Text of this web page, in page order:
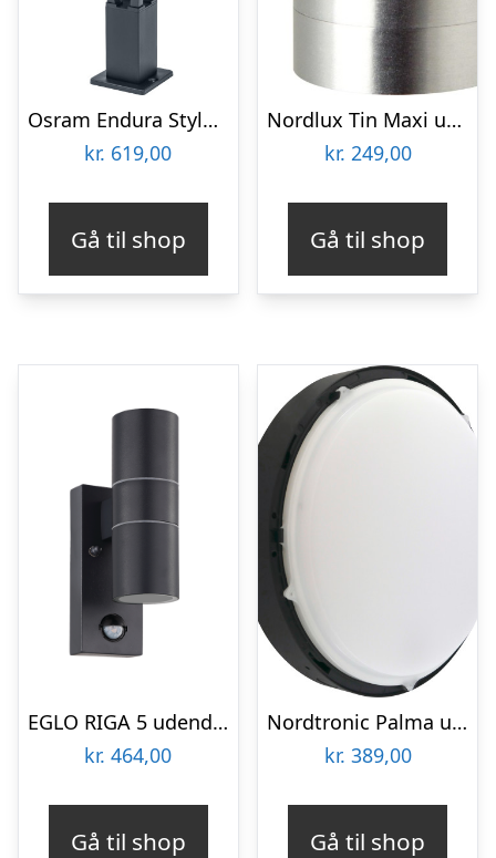
Osram Endura Style Bouquet udendørs væglampe med sensor
kr. 619,00
Gå til shop
Nordlux Tin Maxi udendørs væglampe, aluminium
kr. 249,00
Gå til shop
EGLO RIGA 5 udendørs væglampe med sensor, antracit
kr. 464,00
Gå til shop
Nordtronic Palma udendørs væglampe med sensor
kr. 389,00
Gå til shop